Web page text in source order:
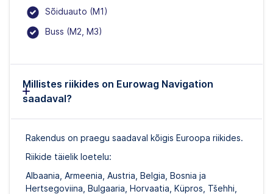
Sõiduauto (M1)
Buss (M2, M3)
Millistes riikides on Eurowag Navigation
saadaval?
Rakendus on praegu saadaval kõigis Euroopa riikides.
Riikide täielik loetelu:
Albaania, Armeenia, Austria, Belgia, Bosnia ja
Hertsegoviina, Bulgaaria, Horvaatia, Küpros, Tšehhi,